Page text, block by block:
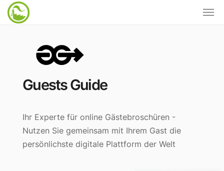
Guests Guide
Ihr Experte für online Gäste­bro­schüren -
Nutzen Sie gemeinsam mit Ihrem Gast die
persönlichste digitale Plattform der Welt